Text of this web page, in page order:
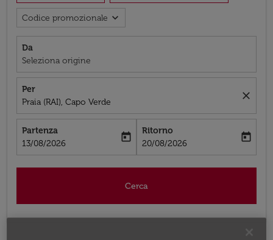
Codice promozionale expand_more
Da
Seleziona origine
Per
Praia (RAI), Capo Verde
close
Partenza
fc-booking-departure-date-aria-label
13/08/2026
today
Ritorno
fc-booking-return-date-aria-label
20/08/2026
today
Cerca